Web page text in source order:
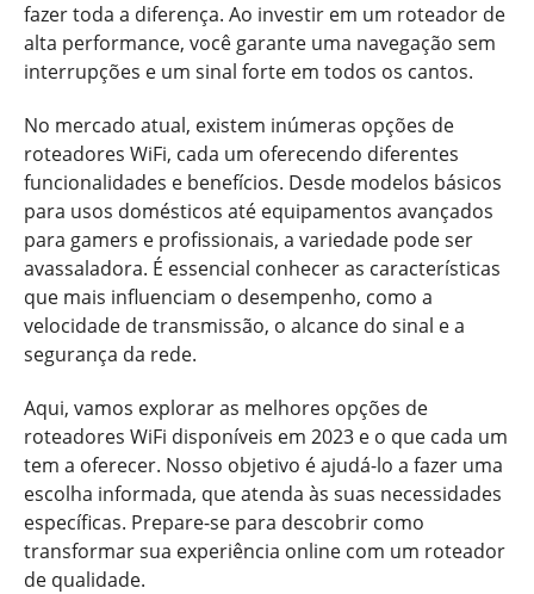
fazer toda a diferença. Ao investir em um roteador de
alta performance, você garante uma navegação sem
interrupções e um sinal forte em todos os cantos.
No mercado atual, existem inúmeras opções de
roteadores WiFi, cada um oferecendo diferentes
funcionalidades e benefícios. Desde modelos básicos
para usos domésticos até equipamentos avançados
para gamers e profissionais, a variedade pode ser
avassaladora. É essencial conhecer as características
que mais influenciam o desempenho, como a
velocidade de transmissão, o alcance do sinal e a
segurança da rede.
Aqui, vamos explorar as melhores opções de
roteadores WiFi disponíveis em 2023 e o que cada um
tem a oferecer. Nosso objetivo é ajudá-lo a fazer uma
escolha informada, que atenda às suas necessidades
específicas. Prepare-se para descobrir como
transformar sua experiência online com um roteador
de qualidade.